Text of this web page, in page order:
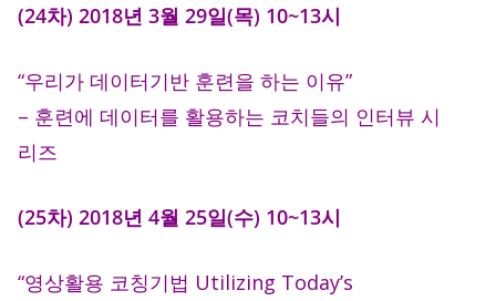
(24차) 2018년 3월 29일(목) 10~13시
“우리가 데이터기반 훈련을 하는 이유”
– 훈련에 데이터를 활용하는 코치들의 인터뷰 시
리즈
(25차) 2018년 4월 25일(수) 10~13시
“영상활용 코칭기법 Utilizing Today’s